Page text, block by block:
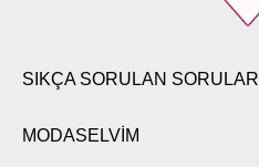
SIKÇA SORULAN SORULAR
MODASELVİM